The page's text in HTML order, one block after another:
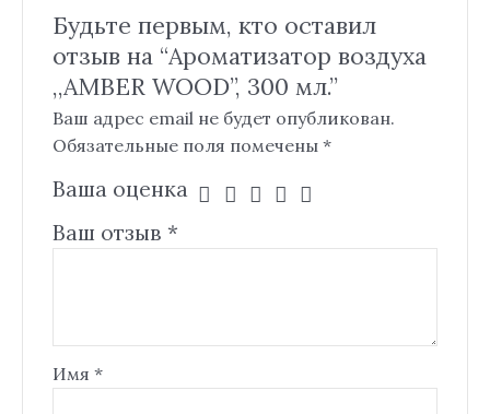
Будьте первым, кто оставил
отзыв на “Ароматизатор воздуха
,,AMBER WOOD”, 300 мл.”
Ваш адрес email не будет опубликован.
Обязательные поля помечены *
Ваша оценка
Ваш отзыв *
Имя *